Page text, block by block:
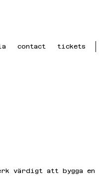
contact tickets
värdigt att bygga en